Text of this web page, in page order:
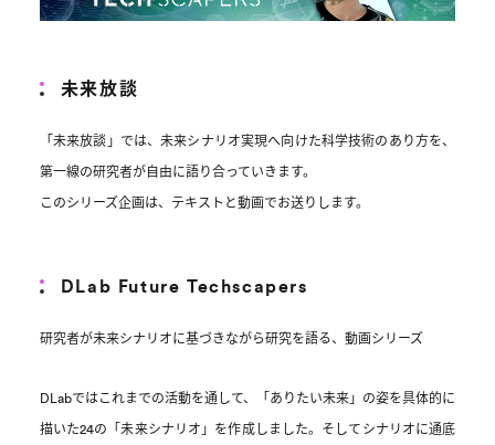
未来放談
「未来放談」では、未来シナリオ実現へ向けた科学技術のあり方を、
第一線の研究者が自由に語り合っていきます。
このシリーズ企画は、テキストと動画でお送りします。
DLab Future Techscapers
研究者が未来シナリオに基づきながら研究を語る、動画シリーズ
DLabではこれまでの活動を通して、「ありたい未来」の姿を具体的に
描いた24の「未来シナリオ」を作成しました。そしてシナリオに通底